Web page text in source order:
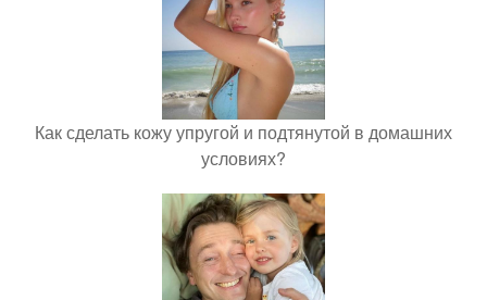
Как сделать кожу упругой и подтянутой в домашних
условиях?